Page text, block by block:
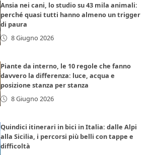
Ansia nei cani, lo studio su 43 mila animali:
perché quasi tutti hanno almeno un trigger
di paura
8 Giugno 2026
Piante da interno, le 10 regole che fanno
davvero la differenza: luce, acqua e
posizione stanza per stanza
8 Giugno 2026
Quindici itinerari in bici in Italia: dalle Alpi
alla Sicilia, i percorsi più belli con tappe e
difficoltà